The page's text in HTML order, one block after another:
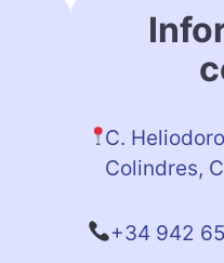
C.
Colindres,
+34 942